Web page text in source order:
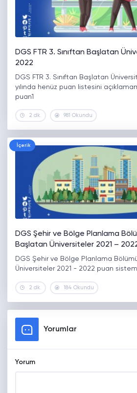
DGS FTR 3. Sınıftan Başlatan
2022
DGS FTR 3. Sınıftan Başlatan
yılında henüz puan listesini
puan1
2 dk. 981 Okundu
İçerik
DGS Şehir ve Bölge Planlama
Başlatan Üniversiteler 2021 –
DGS Şehir ve Bölge Planlama
Üniversiteler 2021 - 2022 puan
2 dk. 184 Okundu
Yorumlar
Yorum